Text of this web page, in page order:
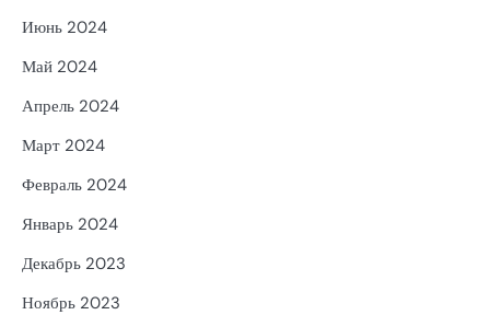
Июнь 2024
Май 2024
Апрель 2024
Март 2024
Февраль 2024
Январь 2024
Декабрь 2023
Ноябрь 2023